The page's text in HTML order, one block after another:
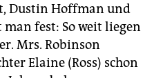
Dustin Hoffman und
fest: So weit liegen
Mrs. Robinson
Elaine (Ross) schon